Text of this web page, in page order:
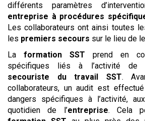
différents paramètres
entreprise à procédures
Les collaborateurs ont ainsi toutes
les premiers secours sur le lieu de
La formation SST prend en
spécifiques liés à l’activité de
secouriste du travail
SST.
collaborateurs, un audit est
dangers spécifiques à l’activité,
quotidien de l’entreprise. Cela